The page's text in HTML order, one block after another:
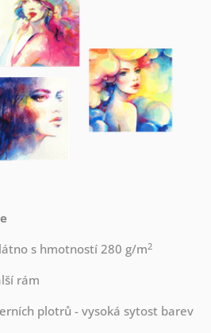
s hmotností 280 g/m2
rám
plotrů - vysoká sytost barev